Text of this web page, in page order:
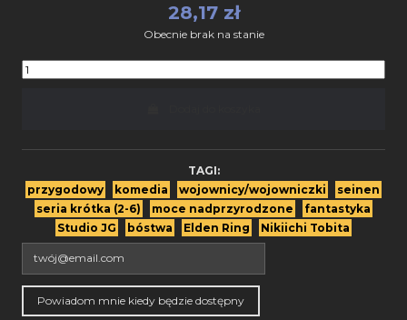
28,17 zł
Obecnie brak na stanie
TAGI:
przygodowy
komedia wojownicy/wojowniczki
seinen
seria krótka (2-6)
moce nadprzyrodzone
fantastyka
Studio JG
bóstwa Elden Ring Nikiichi Tobita